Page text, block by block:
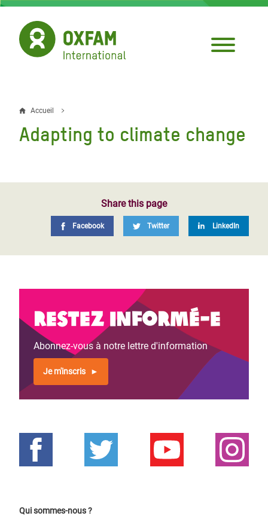
Aller
contenu
principal
Fil
d'Ariane
Accueil
Adapting to climate change
Share this page
Facebook Twitter LinkedIn
Restez informé-e
Abonnez-vous à notre lettre d'information
Je m'inscris
Qui sommes-nous ?